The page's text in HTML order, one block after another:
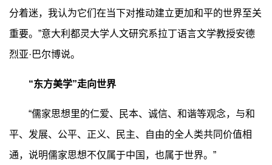
分着迷，我认为它们在当下对推动建立更加和平的世界至关
重要。”意大利都灵大学人文研究系拉丁语言文学教授安德
烈亚·巴尔博说。
“东方美学”走向世界
“儒家思想里的仁爱、民本、诚信、和谐等观念，与和
平、发展、公平、正义、民主、自由的全人类共同价值相
通，说明儒家思想不仅属于中国，也属于世界。”